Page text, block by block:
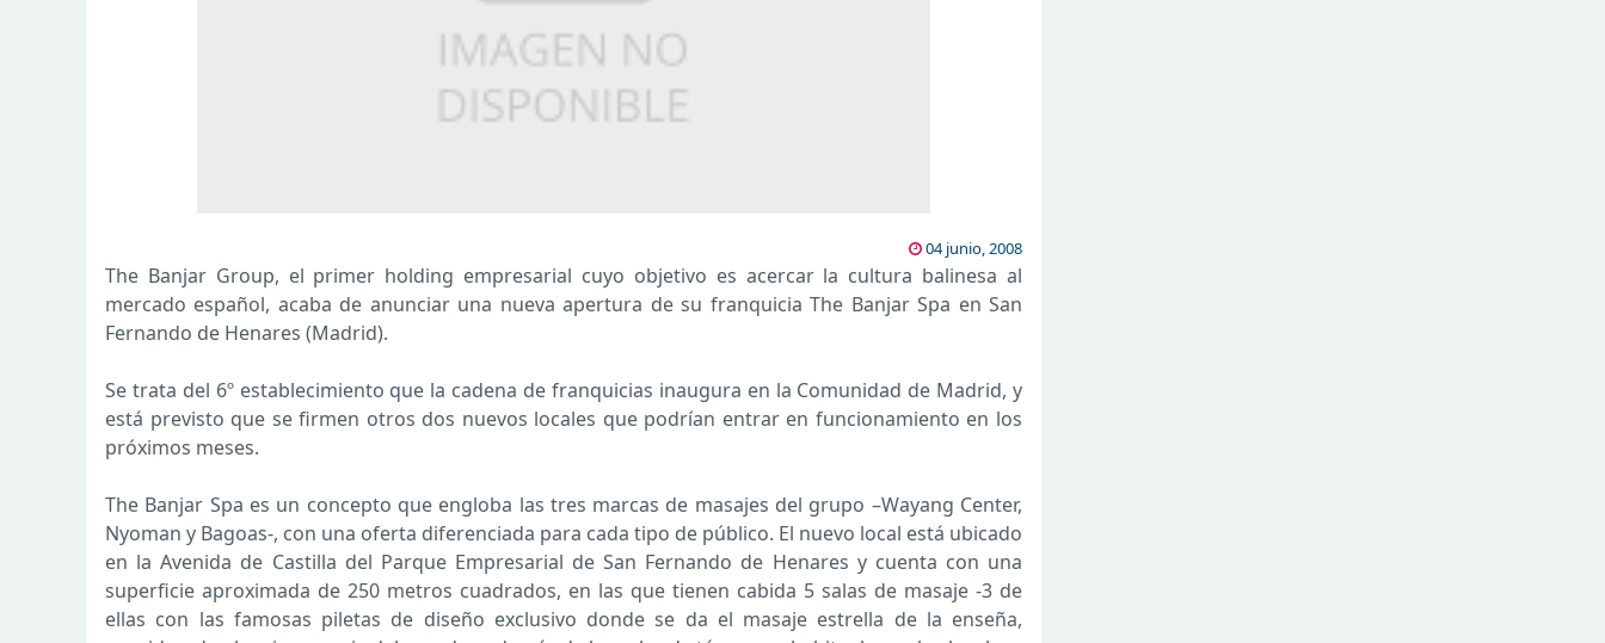
04 junio, 2008
The Banjar Group, el primer holding empresarial cuyo objetivo es acercar la cultura balinesa al
mercado español, acaba de anunciar una nueva apertura de su franquicia The Banjar Spa en San
Fernando de Henares (Madrid).
Se trata del 6º establecimiento que la cadena de franquicias inaugura en la Comunidad de Madrid, y
está previsto que se firmen otros dos nuevos locales que podrían entrar en funcionamiento en los
próximos meses.
The Banjar Spa es un concepto que engloba las tres marcas de masajes del grupo –Wayang Center,
Nyoman y Bagoas-, con una oferta diferenciada para cada tipo de público. El nuevo local está ubicado
en la Avenida de Castilla del Parque Empresarial de San Fernando de Henares y cuenta con una
superficie aproximada de 250 metros cuadrados, en las que tienen cabida 5 salas de masaje -3 de
ellas con las famosas piletas de diseño exclusivo donde se da el masaje estrella de la enseña,